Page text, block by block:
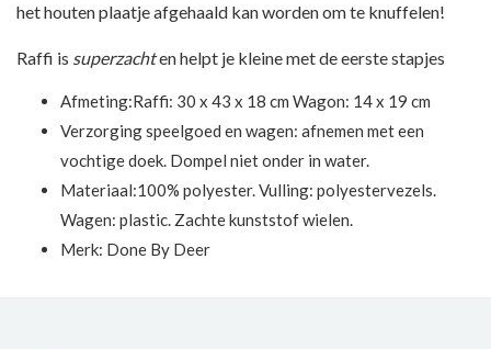
het houten plaatje afgehaald kan worden om te knuffelen!
Raffi is superzachten helpt je kleine met de eerste stapjes
Afmeting:Raffi: 30 x 43 x 18 cm Wagon: 14 x 19 cm
Verzorging speelgoed en wagen: afnemen met een
vochtige doek. Dompel niet onder in water.
Materiaal:100% polyester. Vulling: polyestervezels.
Wagen: plastic. Zachte kunststof wielen.
Merk: Done By Deer